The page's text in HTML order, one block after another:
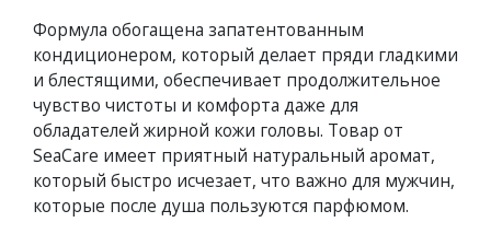
Формула обогащена запатентованным
кондиционером, который делает пряди гладкими
и блестящими, обеспечивает продолжительное
чувство чистоты и комфорта даже для
обладателей жирной кожи головы. Товар от
SeaCare имеет приятный натуральный аромат,
который быстро исчезает, что важно для мужчин,
которые после душа пользуются парфюмом.